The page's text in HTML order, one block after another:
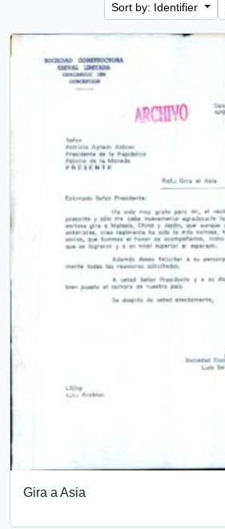
Sort by: Identifier
Gira a Asia